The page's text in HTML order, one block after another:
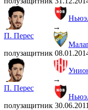
П. Перес
полузащитник
→
П. Перес
полузащитник
→